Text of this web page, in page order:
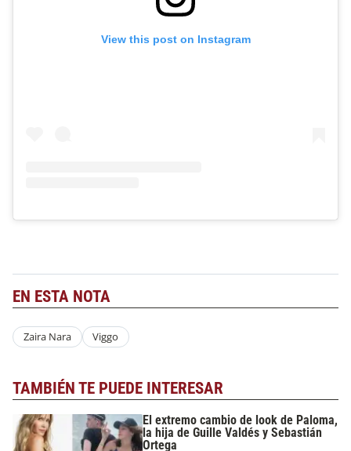
View this post on Instagram
EN ESTA NOTA
Zaira Nara Viggo
TAMBIÉN TE PUEDE INTERESAR
El extremo cambio de look de Paloma,
la hija de Guille Valdés y Sebastián
Ortega